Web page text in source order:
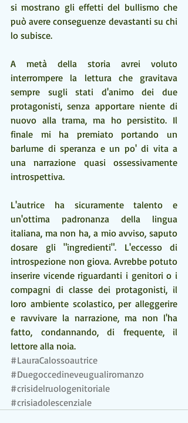
si mostrano gli effetti del bullismo che
può avere conseguenze devastanti su chi
lo subisce.
A metà della storia avrei voluto
interrompere la lettura che gravitava
sempre sugli stati d'animo dei due
protagonisti, senza apportare niente di
nuovo alla trama, ma ho persistito. Il
finale mi ha premiato portando un
barlume di speranza e un po' di vita a
una narrazione quasi ossessivamente
introspettiva.
L'autrice ha sicuramente talento e
un'ottima padronanza della lingua
italiana, ma non ha, a mio avviso, saputo
dosare gli "ingredienti". L'eccesso di
introspezione non giova. Avrebbe potuto
inserire vicende riguardanti i genitori o i
compagni di classe dei protagonisti, il
loro ambiente scolastico, per alleggerire
e ravvivare la narrazione, ma non l'ha
fatto, condannando, di frequente, il
lettore alla noia.
#LauraCalossoautrice
#Duegoccedineveugualiromanzo
#crisidelruologenitoriale
#crisiadolescenziale